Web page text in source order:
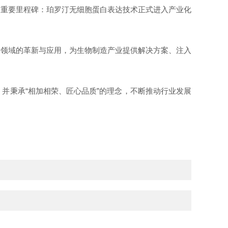
要里程碑：珀罗汀无细胞蛋白表达技术正式进入产业化
域的革新与应用，为生物制造产业提供解决方案、注入
秉承“相加相荣、匠心品质”的理念，不断推动行业发展